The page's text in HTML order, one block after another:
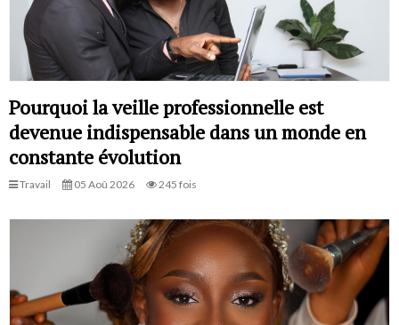
Pourquoi la veille professionnelle est
devenue indispensable dans un monde en
constante évolution
Travail 05 Aoû 2026 245 fois